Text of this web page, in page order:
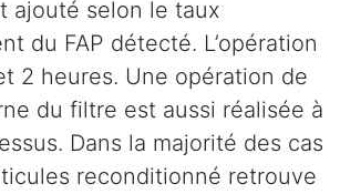
ajouté selon le taux
du FAP détecté. L’opération
2 heures. Une opération de
du filtre est aussi réalisée à
Dans la majorité des cas
reconditionné retrouve